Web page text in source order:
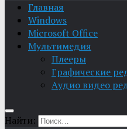
Главная
Windows
Microsoft Office
Мультимедия
Плееры
Графические
Aудио видео
Найти: